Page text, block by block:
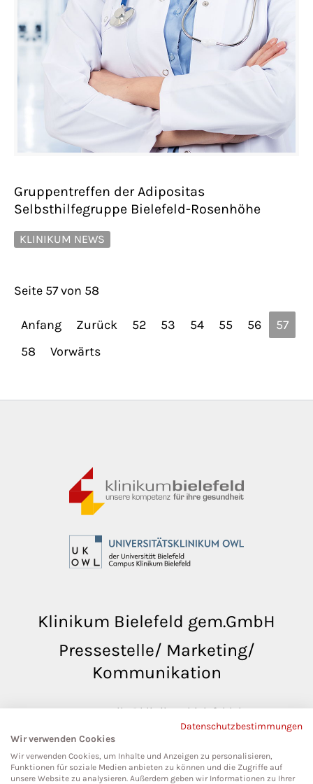
Gruppentreffen der Adipositas
Selbsthilfegruppe Bielefeld-Rosenhöhe
KLINIKUM NEWS
Seite 57 von 58
Anfang Zurück 52 53 54 55 56
57
58
Vorwärts
Klinikum Bielefeld gem.GmbH
Pressestelle/ Marketing/
Kommunikation
pressestelle@klinikumbielefeld.de
Teutoburger Str. 50
33604 Bielefeld
Datenschutzbestimmungen
Wir verwenden Cookies
Wir verwenden Cookies, um Inhalte und Anzeigen zu personalisieren,
Funktionen für soziale Medien anbieten zu können und die Zugriffe auf
unsere Website zu analysieren. Außerdem geben wir Informationen zu Ihrer